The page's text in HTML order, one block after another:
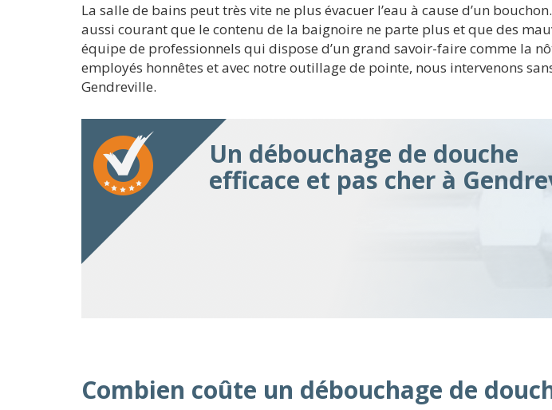
La salle de bains peut très vite ne plus évacuer l’eau à cause d’un
aussi courant que le contenu de la baignoire ne parte plus et que des
équipe de professionnels qui dispose d’un grand savoir-faire comme la
employés honnêtes et avec notre outillage de pointe, nous intervenons
Gendreville.
Un débouchage de douche
efficace et pas cher à
Combien coûte un débouchage de